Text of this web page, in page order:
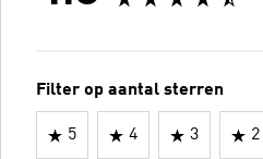
Filter op aantal sterren
5 4 3 2